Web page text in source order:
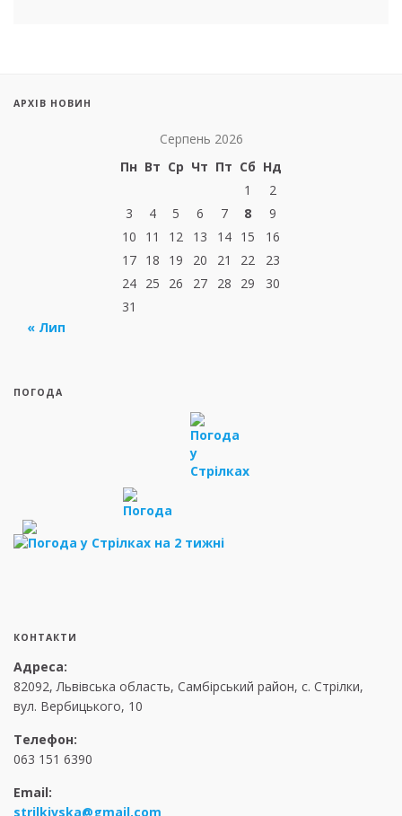
АРХІВ НОВИН
Серпень 2026
Пн Вт Ср Чт Пт Сб Нд
1
2
3
4 5 6 7 8
9
10
11 12 13 14 15
16
17
18 19 20 21 22
23
24
25 26 27 28 29
30
31
« Лип
ПОГОДА
КОНТАКТИ
Адреса:
82092, Львівська область, Самбірський район, с. Стрілки,
вул. Вербицького, 10
Телефон:
063 151 6390
Email:
strilkivska@gmail.com